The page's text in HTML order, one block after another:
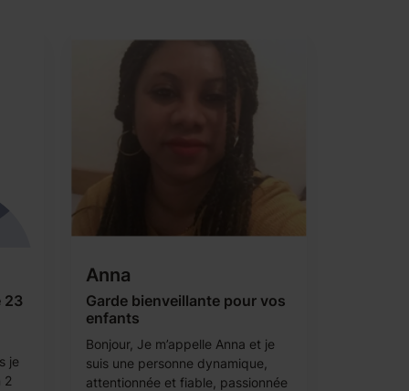
23
je
2
Anna
Garde bienveillante pour vos
enfants
Bonjour, Je m’appelle Anna et je
suis une personne dynamique,
attentionnée et fiable, passionnée